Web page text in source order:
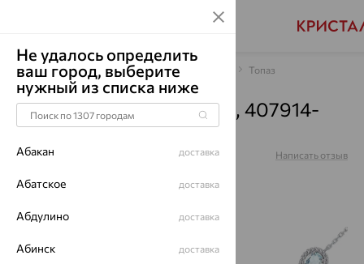
Главная Каталог Браслеты декоративные Топаз
Браслет, серебро, топаз, 407914-
002-0019
Артикул: Написать отзыв
Не удалось определить
ваш город, выберите
нужный из списка ниже
Абакан доставка
Абатское доставка
Абдулино доставка
Абинск доставка